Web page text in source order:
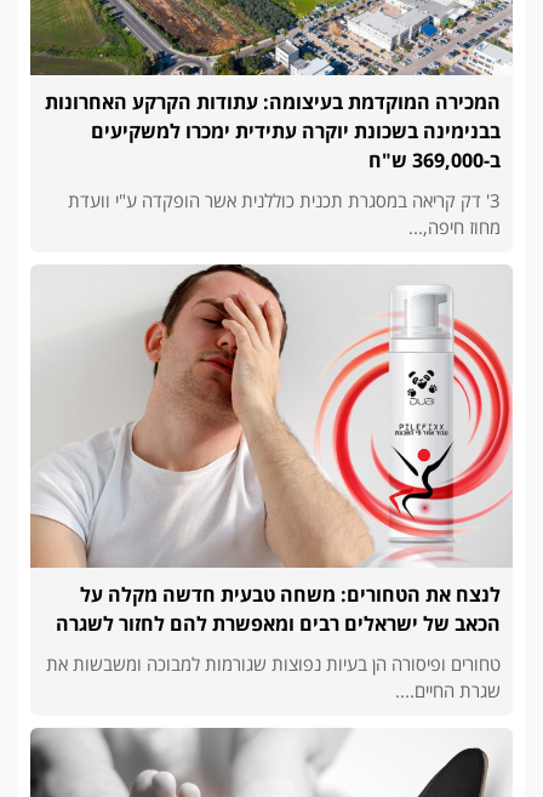
המכירה המוקדמת בעיצומה: עתודות הקרקע האחרונות
בבנימינה בשכונת יוקרה עתידית ימכרו למשקיעים
ב-369,000 ש"ח
3' דק קריאה במסגרת תכנית כוללנית אשר הופקדה ע"י וועדת
מחוז חיפה,...
לנצח את הטחורים: משחה טבעית חדשה מקלה על
הכאב של ישראלים רבים ומאפשרת להם לחזור לשגרה
טחורים ופיסורה הן בעיות נפוצות שגורמות למבוכה ומשבשות את
שגרת החיים....